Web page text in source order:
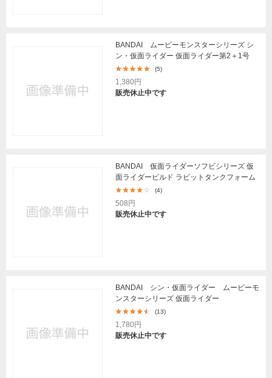
BANDAI ムービーモンスターシリーズ シ
ン・仮面ライダー 仮面ライダー第2＋1号
(5)
1,380円
販売休止中です
BANDAI 仮面ライダーソフビシリーズ 仮
面ライダービルド ラビットタンクフォーム
(4)
508円
販売休止中です
BANDAI シン・仮面ライダー ムービーモ
ンスターシリーズ 仮面ライダー
(13)
1,780円
販売休止中です